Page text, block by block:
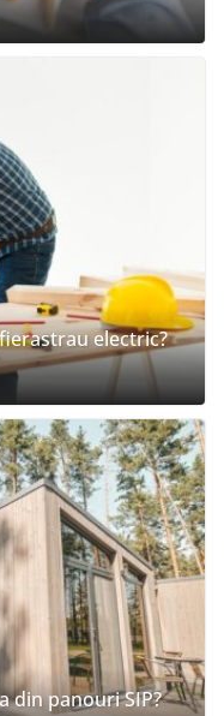
electric?
din panouri SIP?